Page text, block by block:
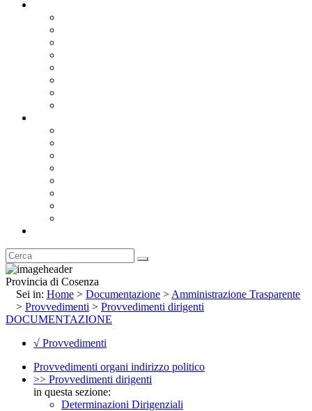
Provincia di Cosenza
Sei in: Home > Documentazione > Amministrazione Trasparente
> Provvedimenti > Provvedimenti dirigenti
DOCUMENTAZIONE
√ Provvedimenti
Provvedimenti organi indirizzo politico
>> Provvedimenti dirigenti
in questa sezione:
Determinazioni Dirigenziali